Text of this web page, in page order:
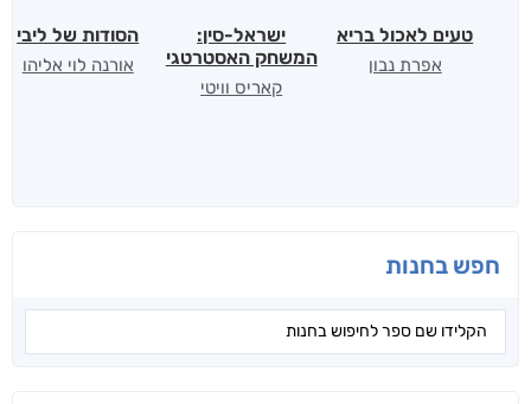
חפש בחנות
טעים לאכול בריא
אפרת נבון
ישראל-סין:
המשחק האסטרטגי
קאריס וויטי
הסודות של ליבי
אורנה לוי אליהו